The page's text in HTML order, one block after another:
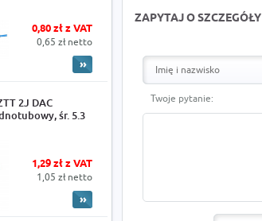
0,80 zł z VAT
0,65 zł netto
2J DAC
śr. 5.3
1,29 zł z VAT
1,05 zł netto
ZAPYTAJ O SZCZEGÓŁY
Twoje pytanie: